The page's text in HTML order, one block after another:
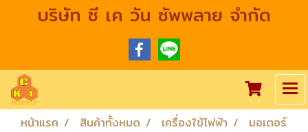
บริษัท ซี เค วัน ซัพพลาย จำกัด
หน้าแรก สินค้าทั้งหมด เครื่องใช้ไฟฟ้า
มอเตอร์